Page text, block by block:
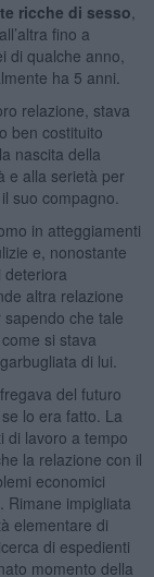
ricche di sesso
fino a
di qualche anno,
ha 5 anni.
relazione, stava
ben costituito
nascita della
e alla serietà per
suo compagno.
in atteggiamenti
e, nonostante
deteriora
altra relazione
che tale
si stava
di lui.
del futuro
lo era fatto. La
di lavoro a tempo
la relazione con il
economici
Rimane impigliata
elementare di
di espedienti
momento della